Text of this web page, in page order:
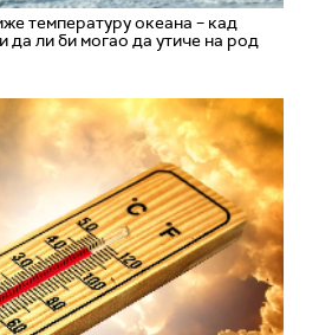
температуру океана – кад
да ли би могао да утиче на род